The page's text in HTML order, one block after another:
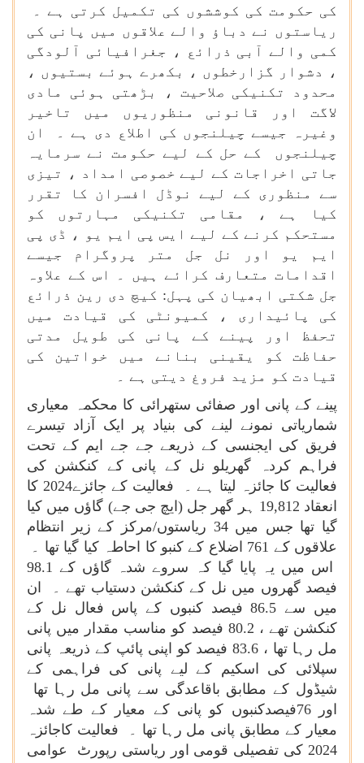
کی حکومت کی کوششوں کی تکمیل کرتی ہے ۔
ریاستوں نے دباؤ والے علاقوں میں پانی کی
کمی والے آبی ذرائع ، جغرافیائی آلودگی
، دشوار گزارخطوں ، بکھرے ہوئے بستیوں ،
محدود تکنیکی صلاحیت ، بڑھتی ہوئی مادی
لاگت اور قانونی منظوریوں میں تاخیر
وغیرہ جیسے چیلنجوں کی اطلاع دی ہے ۔ ان
چیلنجوں کے حل کے لیے حکومت نے سرمایہ
جاتی اخراجات کے لیے خصوصی امداد ، تیزی
سے منظوری کے لیے نوڈل افسران کا تقرر
کیا ہے ، مقامی تکنیکی مہارتوں کو
مستحکم کرنے کے لیے ایس پی ایم یو ، ڈی پی
ایم یو اور نل جل متر پروگرام جیسے
اقدامات متعارف کرائے ہیں ۔ اس کے علاوہ
جل شکتی ابھیان کی پہل: کیچ دی رین ذرائع
کی پائیداری ، کمیونٹی کی قیادت میں
تحفظ اور پینے کے پانی کی طویل مدتی
حفاظت کو یقینی بنانے میں خواتین کی
قیادت کو مزید فروغ دیتی ہے ۔
پینے کے پانی اور صفائی ستھرائی کا محکمہ معیاری
شماریاتی نمونے لینے کی بنیاد پر ایک آزاد تیسرے
فریق کی ایجنسی کے ذریعے جے جے ایم کے تحت
فراہم کردہ گھریلو نل کے پانی کے کنکشن کی
فعالیت کا جائزہ لیتا ہے ۔ فعالیت کے جائزے2024 کا
انعقاد 19,812 ہر گھر جل (ایچ جی جے) گاؤں میں کیا
گیا تھا جس میں 34 ریاستوں/مرکز کے زیر انتظام
علاقوں کے 761 اضلاع کے کنبو کا احاطہ کیا گیا تھا ۔
اس میں یہ پایا گیا کہ سروے شدہ گاؤں کے 98.1
فیصد گھروں میں نل کے کنکشن دستیاب تھے ۔ ان
میں سے 86.5 فیصد کنبوں کے پاس فعال نل کے
کنکشن تھے ، 80.2 فیصد کو مناسب مقدار میں پانی
مل رہا تھا ، 83.6 فیصد کو اپنی پائپ کے ذریعہ پانی
سپلائی کی اسکیم کے لیے پانی کی فراہمی کے
شیڈول کے مطابق باقاعدگی سے پانی مل رہا تھا
اور 76فیصدکنبوں کو پانی کے معیار کے طے شدہ
معیار کے مطابق پانی مل رہا تھا ۔ فعالیت کاجائزہ
2024 کی تفصیلی قومی اور ریاستی رپورٹ عوامی